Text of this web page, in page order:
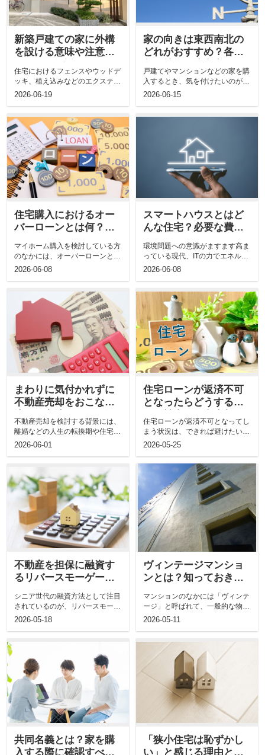
新築戸建ての家に外構
を設ける意味や注意点
住宅におけるフェンスやウッドデ
ッキ、植え込みなどのエクステリ
アは、建物の外観を左右する重要
2026-06-19
家の向きは東西南北の
どれがおすすめ？各方
をご紹介
戸建てやマンションなどの家を購
入するとき、気を付けたいのが方
角です。 どちらに向いた家なの
2026-06-15
住宅購入におけるオー
バーローンとは何？そ
の注意点とリスクは？
マイホーム購入を検討している方
のなかには、オーバーローンとい
う言葉を耳にしたことがある方も
2026-06-08
スマートハウスとはど
んな住宅？必要な費用
と購入するメリットを
解説
環境問題への意識がますます高ま
っている現代、ITの力でエネルギ
ーを管理する「スマートハウス」
2026-06-08
まわりに気付かれずに
不動産売却をおこなう
説！
不動産売却を検討する背景には、
離婚などの人生の転換期や住宅ロ
ーンの返済トラブルなど、人に知
2026-06-01
住宅ローンが返済不可
となったらどうするべ
違いを解説
住宅ローンが返済不可となってし
まう状況は、できれば避けたいも
の。 しかし、病気、怪我、経済
2026-05-25
不動産を担保に融資す
るリバースモーゲージ
とは？その特徴につい
てご紹介
シニア世代の融資方法として注目
されているのが、リバースモーゲ
ージです。 歳を重ねてからお金
2026-05-18
ヴィンテージマンショ
ンとは？知っておきた
い概要や魅力などをご
紹介
マンションのなかには「ヴィンテ
ージ」と呼ばれて、一般的な物件
と区別されているものがあること
2026-05-11
共同名義とは？家を購
入する際に確認すべき
「狭小住宅は恥ずかし
い」と感じる理由と